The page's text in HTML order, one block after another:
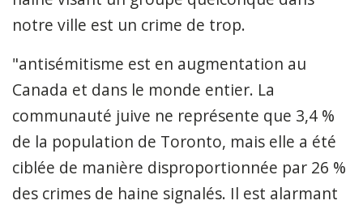
notre ville est un crime de trop.
"antisémitisme est en augmentation au
Canada et dans le monde entier. La
communauté juive ne représente que 3,4 %
de la population de Toronto, mais elle a été
ciblée de manière disproportionnée par 26 %
des crimes de haine signalés. Il est alarmant